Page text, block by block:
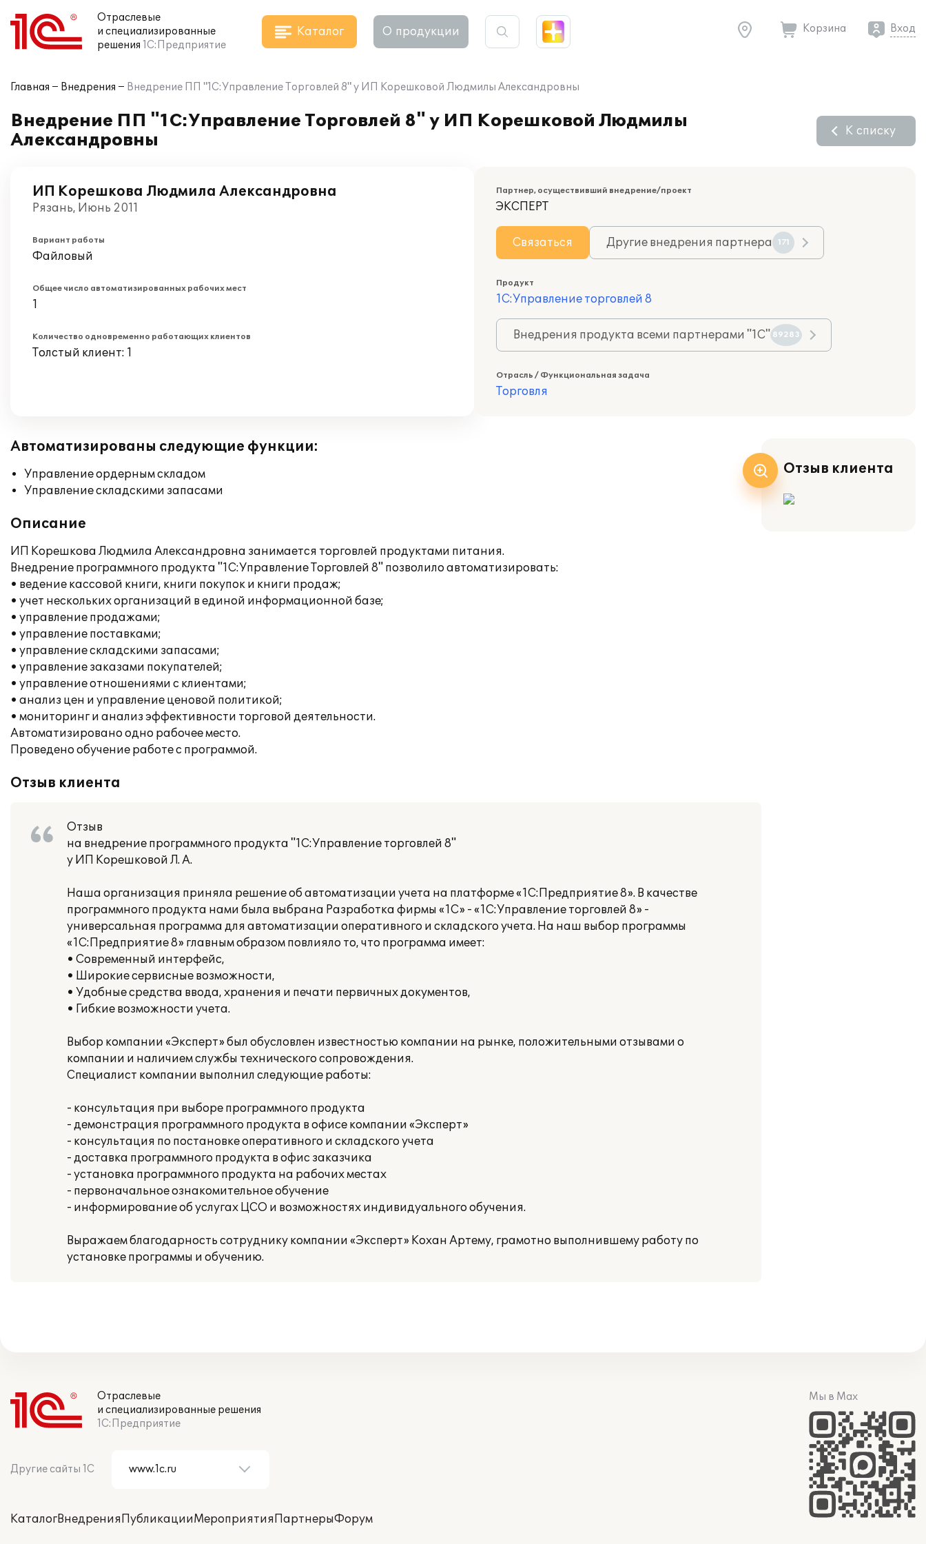
Отраслевые
и специализированные
решения 1С:Предприятие
Каталог О продукции Корзина Вход
Главная Внедрения Внедрение ПП "1С:Управление Торговлей 8" у ИП Корешковой Людмилы Александровны
Внедрение ПП "1С:Управление Торговлей 8" у ИП Корешковой Людмилы
Александровны
К списку
ИП Корешкова Людмила Александровна
Рязань, Июнь 2011
Вариант работы
Файловый
Общее число автоматизированных рабочих мест
1
Количество одновременно работающих клиентов
Толстый клиент: 1
Партнер, осуществивший внедрение/проект
ЭКСПЕРТ
Связаться Другие внедрения партнера 171
Продукт
1С:Управление торговлей 8
Внедрения продукта всеми партнерами "1С" 89283
Отрасль / Функциональная задача
Торговля
Автоматизированы следующие функции:
Управление ордерным складом
Управление складскими запасами
Описание
ИП Корешкова Людмила Александровна занимается торговлей продуктами питания.
Внедрение программного продукта "1С:Управление Торговлей 8" позволило автоматизировать:
• ведение кассовой книги, книги покупок и книги продаж;
• учет нескольких организаций в единой информационной базе;
• управление продажами;
• управление поставками;
• управление складскими запасами;
• управление заказами покупателей;
• управление отношениями с клиентами;
• анализ цен и управление ценовой политикой;
• мониторинг и анализ эффективности торговой деятельности.
Автоматизировано одно рабочее место.
Проведено обучение работе с программой.
Отзыв клиента
Отзыв
на внедрение программного продукта "1С:Управление торговлей 8"
у ИП Корешковой Л. А.
Наша организация приняла решение об автоматизации учета на платформе «1С:Предприятие 8». В качестве
программного продукта нами была выбрана Разработка фирмы «1С» - «1С:Управление торговлей 8» -
универсальная программа для автоматизации оперативного и складского учета. На наш выбор программы
«1С:Предприятие 8» главным образом повлияло то, что программа имеет:
• Современный интерфейс,
• Широкие сервисные возможности,
• Удобные средства ввода, хранения и печати первичных документов,
• Гибкие возможности учета.
Выбор компании «Эксперт» был обусловлен известностью компании на рынке, положительными отзывами о
компании и наличием службы технического сопровождения.
Специалист компании выполнил следующие работы:
- консультация при выборе программного продукта
- демонстрация программного продукта в офисе компании «Эксперт»
- консультация по постановке оперативного и складского учета
- доставка программного продукта в офис заказчика
- установка программного продукта на рабочих местах
- первоначальное ознакомительное обучение
- информирование об услугах ЦСО и возможностях индивидуального обучения.
Выражаем благодарность сотруднику компании «Эксперт» Кохан Артему, грамотно выполнившему работу по
установке программы и обучению.
Отзыв клиента
Отраслевые
и специализированные решения
1С:Предприятие
Другие сайты 1С
КаталогВнедренияПубликацииМероприятияПартнерыФорум
Мы в Max